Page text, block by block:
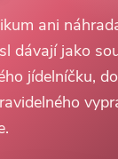
ani
dávají jako
jídelníčku,